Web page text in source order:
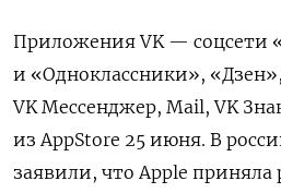
Приложения VK — соцсети
и «Одноклассники»,
VK Мессенджер, Mail, VK
из AppStore 25 июня. В
заявили, что Apple приняла